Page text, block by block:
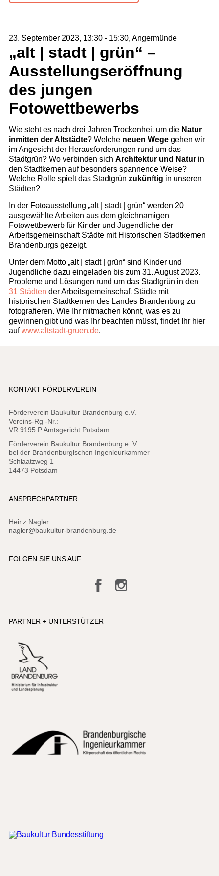
23. September 2023, 13:30 - 15:30, Angermünde
„alt | stadt | grün“ –
Ausstellungseröffnung
des jungen
Fotowettbewerbs
Wie steht es nach drei Jahren Trockenheit um die Natur
inmitten der Altstädte? Welche neuen Wege gehen wir
im Angesicht der Herausforderungen rund um das
Stadtgrün? Wo verbinden sich Architektur und Natur in
den Stadtkernen auf besonders spannende Weise?
Welche Rolle spielt das Stadtgrün zukünftig in unseren
Städten?
In der Fotoausstellung „alt | stadt | grün“ werden 20
ausgewählte Arbeiten aus dem gleichnamigen
Fotowettbewerb für Kinder und Jugendliche der
Arbeitsgemeinschaft Städte mit Historischen Stadtkernen
Brandenburgs gezeigt.
Unter dem Motto „alt | stadt | grün“ sind Kinder und
Jugendliche dazu eingeladen bis zum 31. August 2023,
Probleme und Lösungen rund um das Stadtgrün in den
31 Städten der Arbeitsgemeinschaft Städte mit
historischen Stadtkernen des Landes Brandenburg zu
fotografieren. Wie Ihr mitmachen könnt, was es zu
gewinnen gibt und was Ihr beachten müsst, findet Ihr hier
aufwww.altstadt-gruen.de.
KONTAKT FÖRDERVEREIN
Förderverein Baukultur Brandenburg e.V.
Vereins-Rg.-Nr.:
VR 9195 P Amtsgericht Potsdam
Förderverein Baukultur Brandenburg e. V.
bei der Brandenburgischen Ingenieurkammer
Schlaatzweg 1
14473 Potsdam
ANSPRECHPARTNER:
Heinz Nagler
nagler@baukultur-brandenburg.de
FOLGEN SIE UNS AUF:
FacebookInstagram
PARTNER + UNTERSTÜTZER